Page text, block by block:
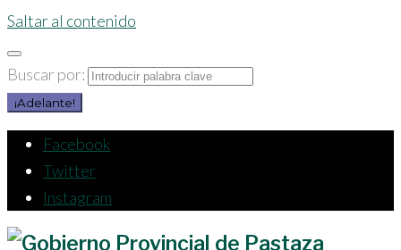
Saltar al contenido
Buscar por:
¡Adelante!
Facebook
Twitter
Instagram